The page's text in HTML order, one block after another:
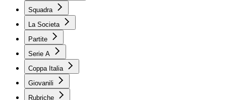
Squadra
La Societa
Partite
Serie A
Coppa Italia
Giovanili
Rubriche